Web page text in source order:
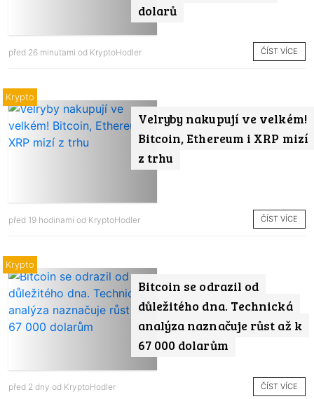
dolarů
před 26 minutami od KryptoHodler ČÍST VÍCE
Velryby nakupují ve velkém!
Bitcoin, Ethereum i XRP mizí
z trhu
Krypto
před 19 hodinami od KryptoHodler ČÍST VÍCE
Bitcoin se odrazil od
důležitého dna. Technická
analýza naznačuje růst až k
67 000 dolarům
Krypto
před 2 dny od KryptoHodler ČÍST VÍCE